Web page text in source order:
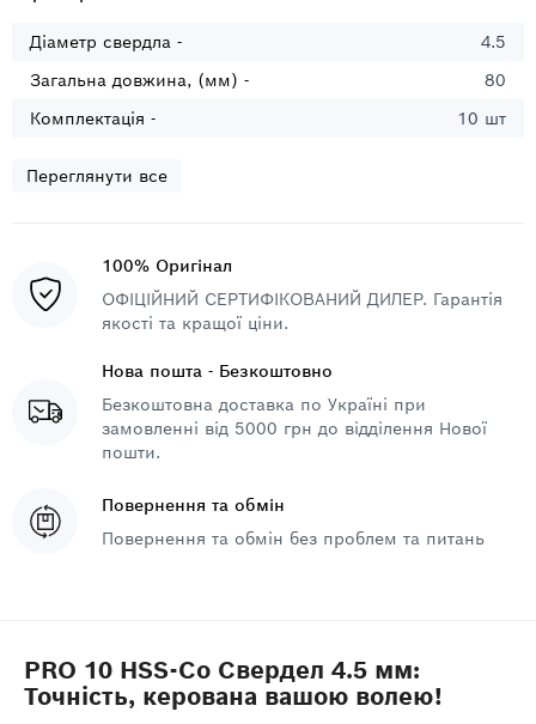
Діаметр свердла -
4.5
Загальна довжина, (мм) -
80
Комплектація -
10 шт
Переглянути все
100% Оригінал
ОФІЦІЙНИЙ СЕРТИФІКОВАНИЙ ДИЛЕР. Гарантія
якості та кращої ціни.
Нова пошта - Безкоштовно
Безкоштовна доставка по Україні при
замовленні від 5000 грн до відділення Нової
пошти.
Повернення та обмін
Повернення та обмін без проблем та питань
PRO 10 HSS-Co Свердел 4.5 мм:
Точність, керована вашою волею!